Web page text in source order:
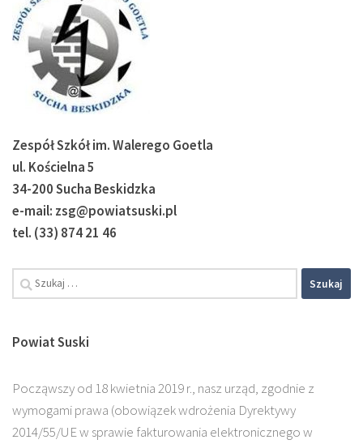
Zespół Szkół im. Walerego Goetla
ul. Kościelna 5
34-200 Sucha Beskidzka
e-mail: zsg@powiatsuski.pl
tel. (33) 874 21 46
Szukaj:
Powiat Suski
Począwszy od 18 kwietnia 2019 r., nasz urząd, zgodnie z
wymogami prawa (obowiązek wdrożenia Dyrektywy
2014/55/UE w sprawie fakturowania elektronicznego w